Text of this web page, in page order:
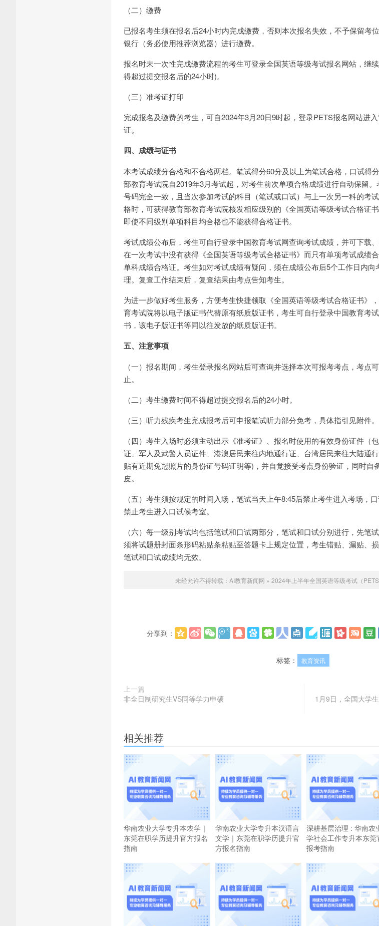
（二）缴费
已报名考生须在报名后24小时内完成缴费，否则本次报名失效，不予保留考
银行（务必使用推荐浏览器）进行缴费。
报名时未一次性完成缴费流程的考生可登录全国英语等级考试报名网站，继
得超过提交报名后的24小时)。
（三）准考证打印
完成报名及缴费的考生，可自2024年3月20日9时起，登录PETS报名网站进
证。
四、成绩与证书
本考试成绩分合格和不合格两档。笔试得分60分及以上为笔试合格，口试得
部教育考试院自2019年3月考试起，对考生前次单项合格成绩进行自动保留
号码完全一致，且当次参加考试的科目（笔试或口试）与上一次另一科的考
格时，可获得教育部教育考试院核发相应级别的《全国英语等级考试合格证
即使不同级别单项科目均合格也不能获得合格证书。
考试成绩公布后，考生可自行登录中国教育考试网查询考试成绩，并可下载、
在一次考试中没有获得《全国英语等级考试合格证书》而只有单项考试成绩
单科成绩合格证。考生如对考试成绩有疑问，须在成绩公布后5个工作日内
理。复查工作结束后，复查结果由考点告知考生。
为进一步做好考生服务，方便考生快捷领取《全国英语等级考试合格证书》
育考试院将以电子版证书代替原有纸质版证书，考生可自行登录中国教育考
书，该电子版证书等同以往发放的纸质版证书。
五、注意事项
（一）报名期间，考生登录报名网站后可查询并选择本次可报考考点，考点
止。
（二）考生缴费时间不得超过提交报名后的24小时。
（三）听力残疾考生完成报考后可申报笔试听力部分免考，具体指引见附件。
（四）考生入场时必须主动出示《准考证》、报名时使用的有效身份证件（
证、军人及武警人员证件、港澳居民来往内地通行证、台湾居民来往大陆通
贴有近期免冠照片的身份证号码证明等)，并自觉接受考点身份验证，同时自
皮。
（五）考生须按规定的时间入场，笔试当天上午8:45后禁止考生进入考场，
禁止考生进入口试候考室。
（六）每一级别考试均包括笔试和口试两部分，笔试和口试分别进行，先笔
须将试题册封面条形码粘贴条粘贴至答题卡上规定位置，考生错贴、漏贴、
笔试和口试成绩均无效。
未经允许不得转载： AI教育新闻网 » 2024年上半年全国英语等级考试（
分享到：
标签： 教育资讯
上一篇
非全日制研究生VS同等学力申硕
1月9日，全国大学
相关推荐
华南农业大学专升本农学｜
东莞在职学历提升官方报名
指南
华南农业大学专升本汉语言
文学｜东莞在职学历提升官
方报名指南
深耕基层治理 : 华南农
学社会工作专升本东莞
报考指南